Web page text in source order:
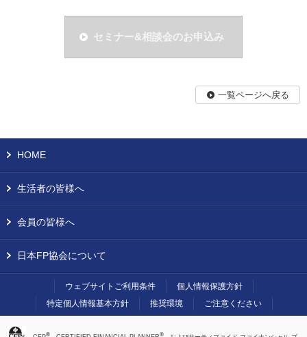
セミナー&相談会のお申込み
一覧ページへ戻る
HOME
生活者の皆様へ
会員の皆様へ
日本FP協会について
ウェブサイトご利用条件
個人情報保護方針
特定個人情報基本方針
推奨環境 ご注意ください
® ®